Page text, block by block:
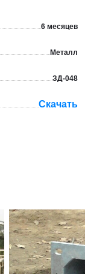
6 месяцев
Металл
ЗД-048
Скачать